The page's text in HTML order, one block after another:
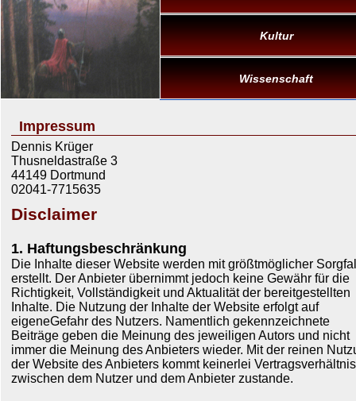
Kultur
Wissenschaft
Impressum
Dennis Krüger
Thusneldastraße 3
44149 Dortmund
02041-7715635
Disclaimer
1. Haftungsbeschränkung
Die Inhalte dieser Website werden mit größtmöglicher
erstellt. Der Anbieter übernimmt jedoch keine Gewähr für die
Richtigkeit, Vollständigkeit und Aktualität der bereitgestellten
Inhalte. Die Nutzung der Inhalte der Website erfolgt auf
eigeneGefahr des Nutzers. Namentlich gekennzeichnete
Beiträge geben die Meinung des jeweiligen Autors und nicht
immer die Meinung des Anbieters wieder. Mit der reinen
der Website des Anbieters kommt keinerlei Vertragsverhältnis
zwischen dem Nutzer und dem Anbieter zustande.